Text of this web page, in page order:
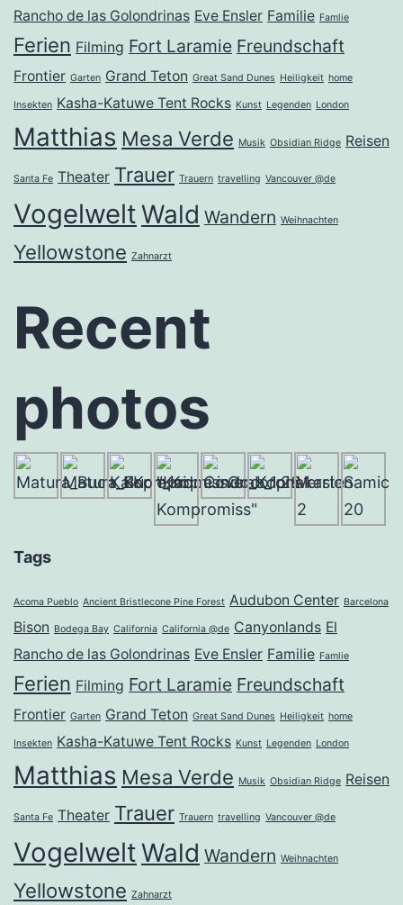
Rancho de las Golondrinas Eve Ensler Familie Famlie
Ferien Filming Fort Laramie Freundschaft
Frontier Garten Grand Teton Great Sand Dunes Heiligkeit home
Insekten Kasha-Katuwe Tent Rocks Kunst Legenden London
Matthias Mesa Verde Musik Obsidian Ridge Reisen
Santa Fe Theater Trauer Trauern travelling Vancouver @de
VogelweltWald Wandern Weihnachten
Yellowstone Zahnarzt
Recent
photos
Tags
Acoma Pueblo Ancient Bristlecone Pine Forest Audubon Center Barcelona
Bison Bodega Bay California California @de Canyonlands El
Rancho de las Golondrinas Eve Ensler Familie Famlie
Ferien Filming Fort Laramie Freundschaft
Frontier Garten Grand Teton Great Sand Dunes Heiligkeit home
Insekten Kasha-Katuwe Tent Rocks Kunst Legenden London
Matthias Mesa Verde Musik Obsidian Ridge Reisen
Santa Fe Theater Trauer Trauern travelling Vancouver @de
VogelweltWald Wandern Weihnachten
Yellowstone Zahnarzt